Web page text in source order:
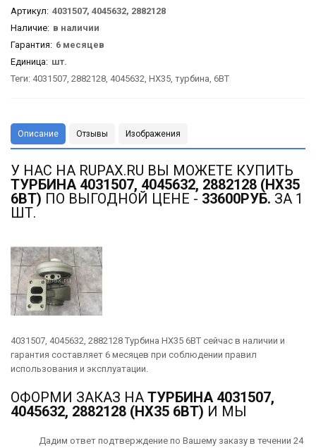
Артикул: 4031507, 4045632, 2882128
Наличие: в наличии
Гарантия: 6 месяцев
Единица: шт.
Теги: 4031507, 2882128, 4045632, HX35, турбина, 6BT
Описание Отзывы Изображения
У НАС НА RUPAX.RU ВЫ МОЖЕТЕ КУПИТЬ
ТУРБИНА 4031507, 4045632, 2882128 (HX35
6BT) ПО ВЫГОДНОЙ ЦЕНЕ - 33600РУБ. ЗА 1
ШТ.
4031507, 4045632, 2882128 Турбина HX35 6BT сейчас в наличии и
гарантия составляет 6 месяцев при соблюдении правил
использования и эксплуатации.
ОФОРМИ ЗАКАЗ НА ТУРБИНА 4031507,
4045632, 2882128 (HX35 6BT) И МЫ
Дадим ответ подтверждение по Вашему заказу в течении 24